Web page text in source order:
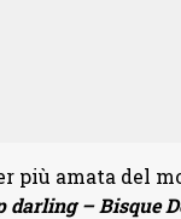
più amata del
darling – Bisque